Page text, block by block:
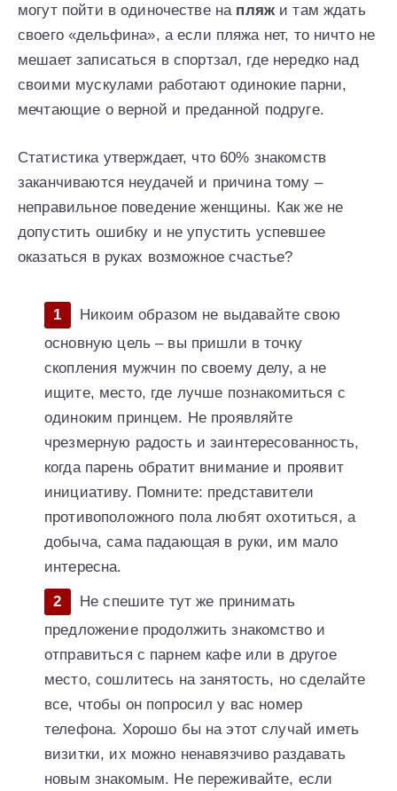
могут пойти в одиночестве на пляжи там ждать
своего «дельфина», а если пляжа нет, то ничто не
мешает записаться в спортзал, где нередко над
своими мускулами работают одинокие парни,
мечтающие о верной и преданной подруге.
Статистика утверждает, что 60% знакомств
заканчиваются неудачей и причина тому –
неправильное поведение женщины. Как же не
допустить ошибку и не упустить успевшее
оказаться в руках возможное счастье?
Никоим образом не выдавайте свою
основную цель – вы пришли в точку
скопления мужчин по своему делу, а не
ищите, место, где лучше познакомиться с
одиноким принцем. Не проявляйте
чрезмерную радость и заинтересованность,
когда парень обратит внимание и проявит
инициативу. Помните: представители
противоположного пола любят охотиться, а
добыча, сама падающая в руки, им мало
интересна.
Не спешите тут же принимать
предложение продолжить знакомство и
отправиться с парнем кафе или в другое
место, сошлитесь на занятость, но сделайте
все, чтобы он попросил у вас номер
телефона. Хорошо бы на этот случай иметь
визитки, их можно ненавязчиво раздавать
новым знакомым. Не переживайте, если